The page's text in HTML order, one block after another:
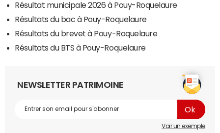
Résultat municipale 2026 à Pouy-Roquelaure
Résultats du bac à Pouy-Roquelaure
Résultats du brevet à Pouy-Roquelaure
Résultats du BTS à Pouy-Roquelaure
NEWSLETTER PATRIMOINE
Voir un exemple